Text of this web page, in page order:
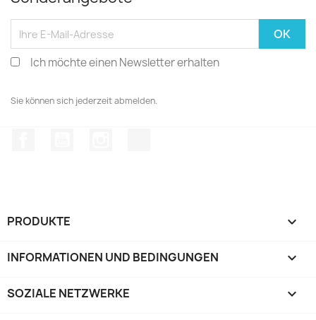
Ich möchte einen Newsletter erhalten
Sie können sich jederzeit abmelden.
PRODUKTE 
INFORMATIONEN UND BEDINGUNGEN 
SOZIALE NETZWERKE 